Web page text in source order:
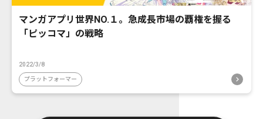
マンガアプリ世界NO.１。急成長市場の覇権を握る
「ピッコマ」の戦略
2022/3/8
プラットフォーマー